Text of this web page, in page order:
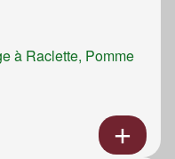
à Raclette, Pomme